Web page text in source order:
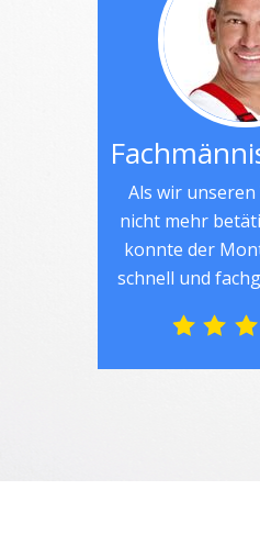
Als wir
nicht mehr
konnte der
schnell und